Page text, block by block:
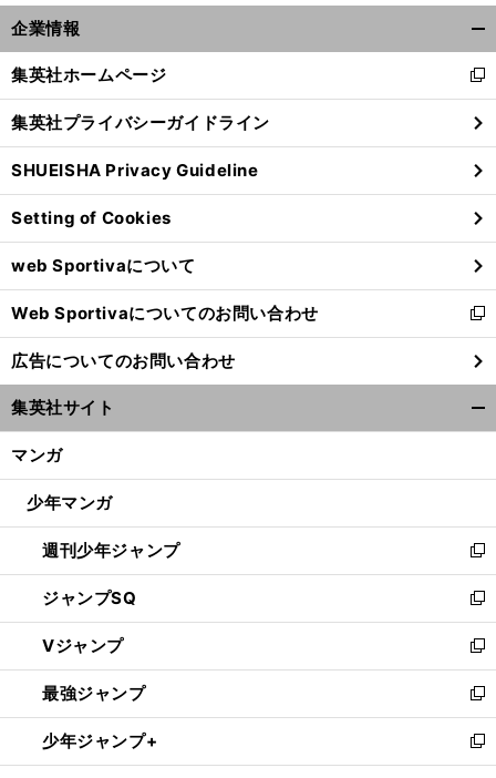
リーグ男子終盤へ
NEXT４の柳田将洋
山内晶大はいま
企業情報
閉
る
集英社ホームページ
新
し
い
ウ
ィ
ン
ド
ウ
で
開
く
集英社プライバシーガイドライン
SHUEISHA Privacy Guideline
Setting of Cookies
web Sportivaについて
Web Sportivaについてのお問い合わせ
新
し
い
ウ
ィ
ン
ウ
開
く
広告についてのお問い合わせ
集英社サイト
マンガ
少年マンガ
週刊少年ジャンプ
新
し
い
ウ
ィ
ン
ド
ウ
で
開
ジャンプSQ
新
し
い
ウ
ィ
ン
ド
ウ
Vジャンプ
新
し
い
ウ
ィ
ン
最強ジャンプ
新
し
い
ウ
少年ジャンプ+
新
し